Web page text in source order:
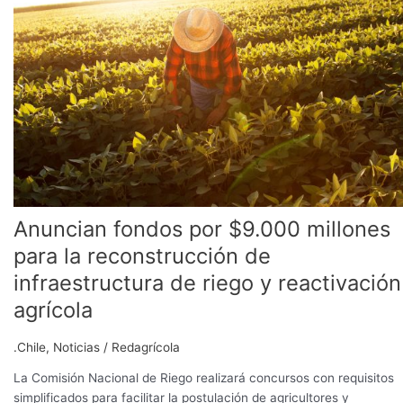
Anuncian fondos por $9.000 millones
para la reconstrucción de
infraestructura de riego y reactivación
agrícola
.Chile, Noticias / Redagrícola
La Comisión Nacional de Riego realizará concursos con requisitos
simplificados para facilitar la postulación de agricultores y
$9.000
millones
para
la
reconstrucción
de
infraestructura
de
y
reactivación
agrícola